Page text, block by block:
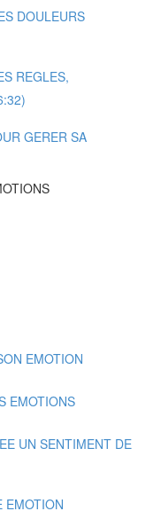
DOULEURS
REGLES,
GERER SA
EMOTION
EMOTIONS
UN SENTIMENT DE
EMOTION